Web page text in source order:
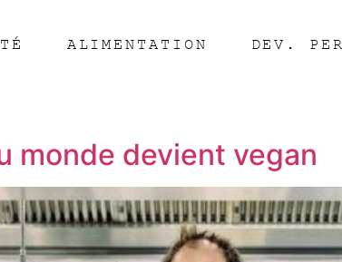
ALIMENTATION DEV.
monde devient vegan